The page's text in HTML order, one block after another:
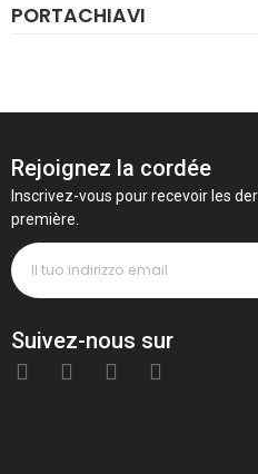
PORTACHIAVI
Rejoignez la cordée
Inscrivez-vous pour recevoir les
première.
Suivez-nous sur